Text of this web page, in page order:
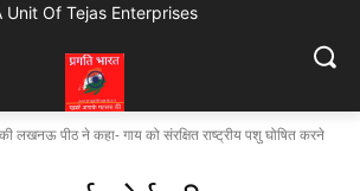
Unit Of Tejas Enterprises
लखनऊ पीठ ने कहा- गाय को संरक्षित राष्ट्रीय पशु घोषित करने